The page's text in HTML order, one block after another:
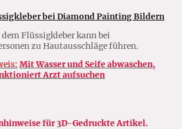
bei Diamond Painting Bildern
Flüssigkleber kann bei
zu Hautausschläge führen.
Mit Wasser und Seife abwaschen,
Arzt aufsuchen
für 3D-Gedruckte Artikel.